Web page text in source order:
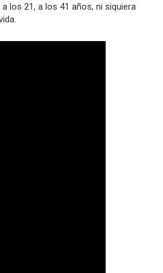
los 21, a los 41 años, ni siquiera